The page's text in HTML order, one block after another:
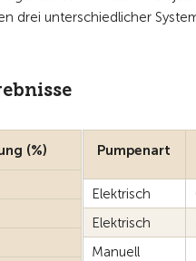
drei unterschiedlicher
Pumpenart
Elektrisch
Elektrisch
Manuell
(%)